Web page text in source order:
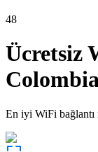
48
Ücretsiz
En iyi WiFi bağlantı